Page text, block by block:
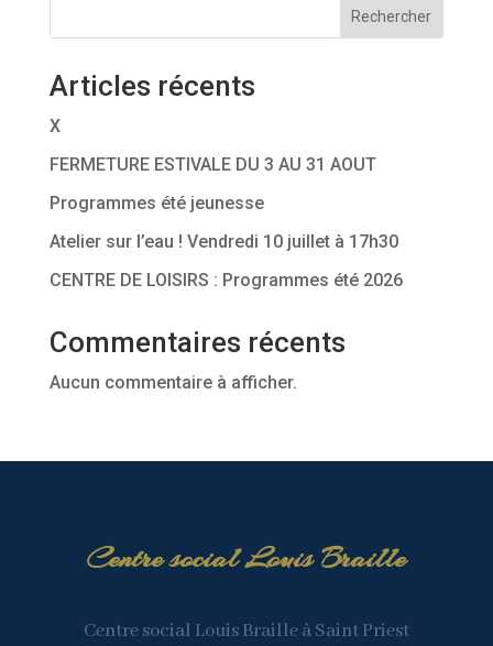
Rechercher
Articles récents
X
FERMETURE ESTIVALE DU 3 AU 31 AOUT
Programmes été jeunesse
Atelier sur l’eau ! Vendredi 10 juillet à 17h30
CENTRE DE LOISIRS : Programmes été 2026
Commentaires récents
Aucun commentaire à afficher.
Centre social Louis Braille
Centre social Louis Braille à Saint Priest